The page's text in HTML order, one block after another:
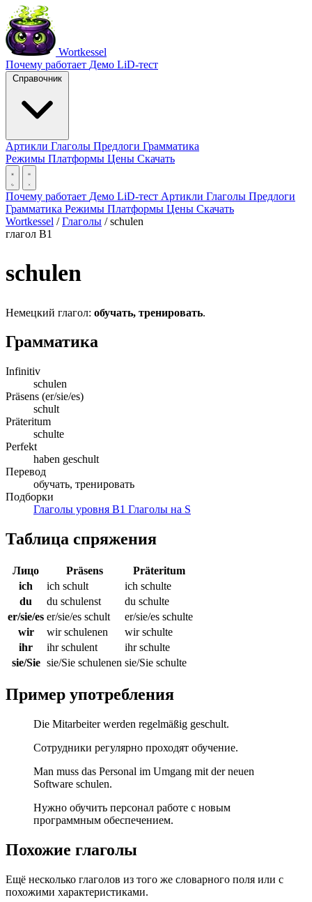
Wortkessel
Почему работает Демо LiD-тест
Справочник
Артикли Глаголы Предлоги Грамматика
Режимы Платформы Цены Скачать
Почему работает Демо LiD-тест Артикли Глаголы Предлоги
Грамматика Режимы Платформы Цены Скачать
Wortkessel / Глаголы / schulen
глагол B1
schulen
Немецкий глагол: обучать, тренировать.
Грамматика
Infinitiv
schulen
Präsens (er/sie/es)
schult
Präteritum
schulte
Perfekt
haben geschult
Перевод
обучать, тренировать
Подборки
Глаголы уровня B1 Глаголы на S
Таблица спряжения
Лицо Präsens
Präteritum
ich
ich schult
ich schulte
du
du schulenst
du schulte
er/sie/es er/sie/es schult
er/sie/es schulte
wir
wir schulenen
wir schulte
ihr
ihr schulent
ihr schulte
sie/Sie sie/Sie schulenen sie/Sie schulte
Пример употребления
Die Mitarbeiter werden regelmäßig geschult.
Сотрудники регулярно проходят обучение.
Man muss das Personal im Umgang mit der neuen
Software schulen.
Нужно обучить персонал работе с новым
программным обеспечением.
Похожие глаголы
Ещё несколько глаголов из того же словарного поля или с
похожими характеристиками.